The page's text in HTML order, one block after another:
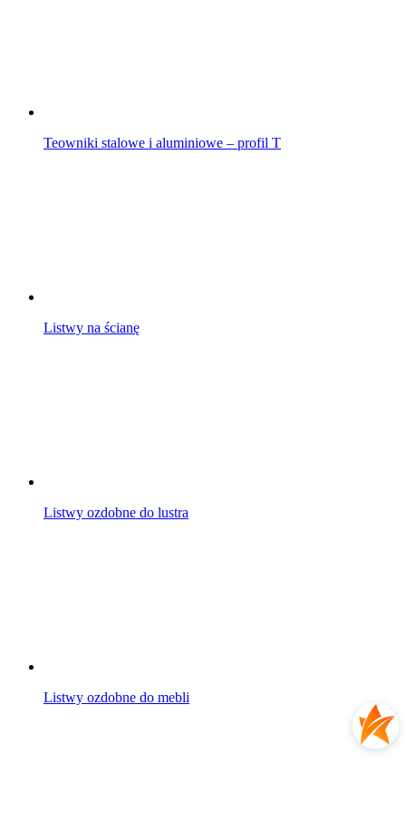
Teowniki stalowe i aluminiowe – profil T
Listwy na ścianę
Listwy ozdobne do lustra
Listwy ozdobne do mebli